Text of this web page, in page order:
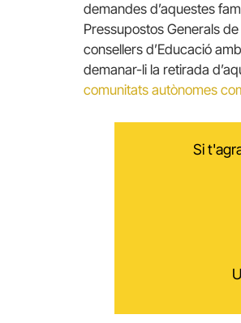
demandes d’aquestes
Pressupostos Generals de
consellers d’Educació
demanar-li la retirada
comunitats autònomes
Si